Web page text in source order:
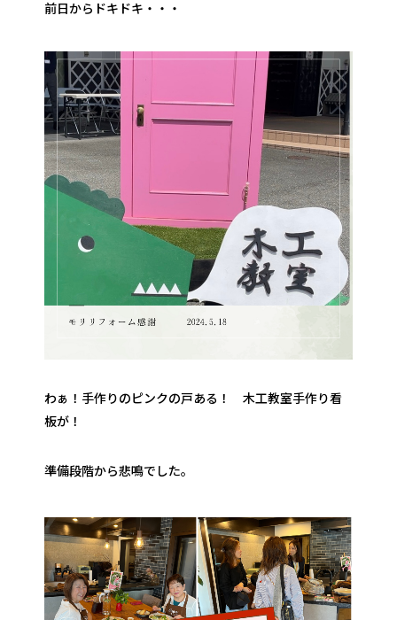
前日からドキドキ・・・
わぁ！手作りのピンクの戸ある！ 木工教室手作り看
板が！
準備段階から悲鳴でした。